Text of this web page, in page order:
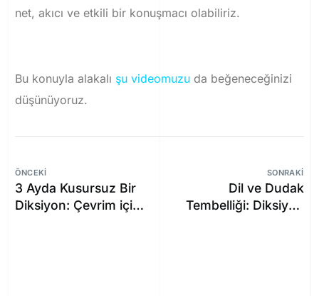
net, akıcı ve etkili bir konuşmacı olabiliriz.
Bu konuyla alakalı şu videomuzu da beğeneceğinizi
düşünüyoruz.
ÖNCEKI
3 Ayda Kusursuz Bir
Diksiyon: Çevrim içi
SONRAKI
Dil ve Dudak
Tembelliği: Diksiyon